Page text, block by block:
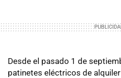
Desde el pasado 1 de
patinetes eléctricos de